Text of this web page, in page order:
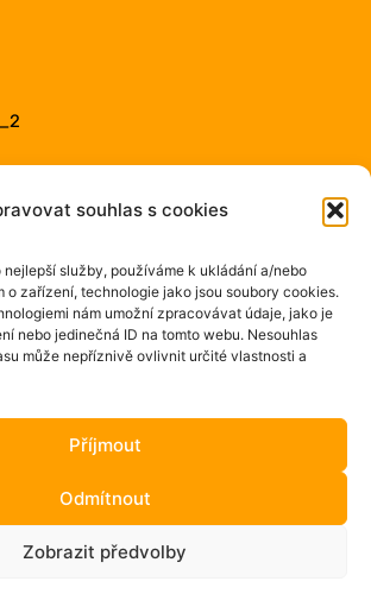
souhlas s cookies
služby, používáme k ukládání a/nebo
o zařízení, technologie jako jsou soubory cookies.
nám umožní zpracovávat údaje, jako je
nebo jedinečná ID na tomto webu. Nesouhlas
může nepříznivě ovlivnit určité vlastnosti a
Příjmout
Odmítnout
Zobrazit předvolby
CHCI VĚDĚT, CO SE DĚJE!
Praha – pobočný spolek VŠTJ Medicina